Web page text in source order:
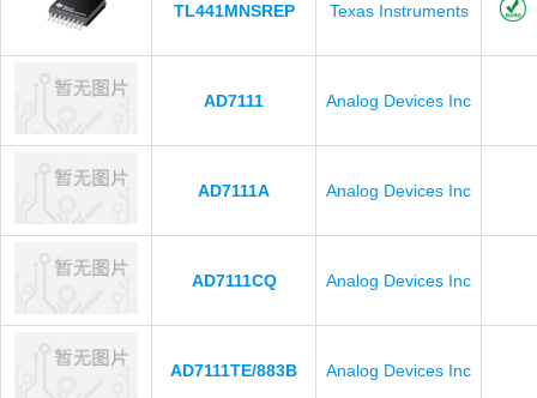
TL441MNSREP Texas Instruments
AD7111 Analog Devices Inc
AD7111A Analog Devices Inc
AD7111CQ Analog Devices Inc
AD7111TE/883B Analog Devices Inc